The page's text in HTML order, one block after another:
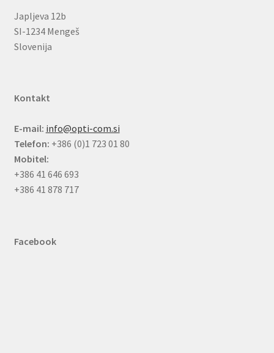
Japljeva 12b
SI-1234 Mengeš
Slovenija
Kontakt
E-mail: info@opti-com.si
Telefon: +386 (0)1 723 01 80
Mobitel:
+386 41 646 693
+386 41 878 717
Facebook